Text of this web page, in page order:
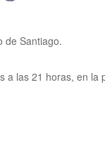
de Santiago.
a las 21 horas, en la